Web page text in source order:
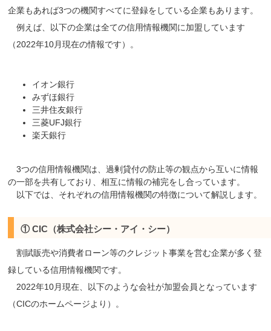
企業もあれば3つの機関すべてに登録をしている企業もあります。
例えば、以下の企業は全ての信用情報機関に加盟しています
（2022年10月現在の情報です）。
イオン銀行
みずほ銀行
三井住友銀行
三菱UFJ銀行
楽天銀行
3つの信用情報機関は、過剰貸付の防止等の観点から互いに情報
の一部を共有しており、相互に情報の補完をし合っています。
以下では、それぞれの信用情報機関の特徴について解説します。
① CIC（株式会社シー・アイ・シー）
割賦販売や消費者ローン等のクレジット事業を営む企業が多く登
録している信用情報機関です。
2022年10月現在、以下のような会社が加盟会員となっています
（CICのホームページより）。